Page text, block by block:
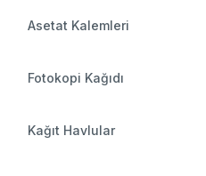
Asetat Kalemleri
Fotokopi Kağıdı
Kağıt Havlular